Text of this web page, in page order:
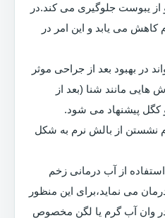
از یبوست جلوگیری می کند.در
کاهش می یابد و این امر در
بهبود بعد از جراحی موثر
هایی مانند شنا (بعد از
کگل پیشنهاد می شود.
نشستن از بالش نرم به شکل
از آب درمانی زخم
می نماید،برای این منظور
در وان آب گرم یا لگن مخصوص